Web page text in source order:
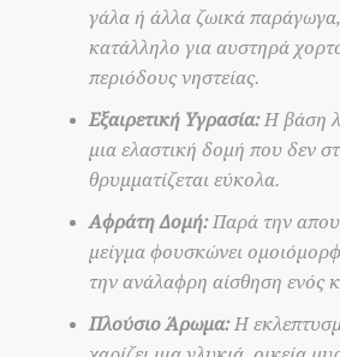
γάλα ή άλλα ζωικά
κατάλληλο για αυστηρά
περιόδους νηστείας.
Εξαιρετική Υγρασία:Η βάση
μια ελαστική δομή που δεν
θρυμματίζεται εύκολα.
Αφράτη Δομή:Παρά την
μείγμα φουσκώνει
την ανάλαφρη αίσθηση ενός
Πλούσιο Άρωμα:Η